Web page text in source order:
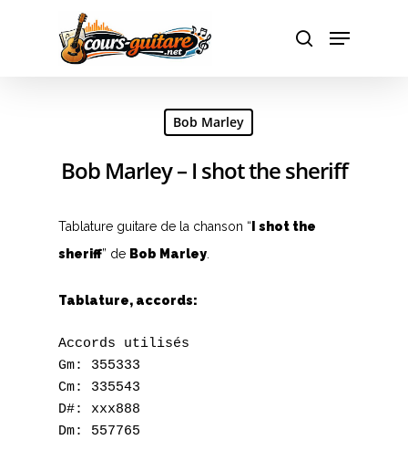
Hit enter to search or ESC to close
Bob Marley
Bob Marley – I shot the sheriff
Tablature guitare de la chanson “ I shot the
sheriff” de Bob Marley
Tablature, accords:
Accords utilisés
Gm: 355333
Cm: 335543
D#: xxx888
Dm: 557765